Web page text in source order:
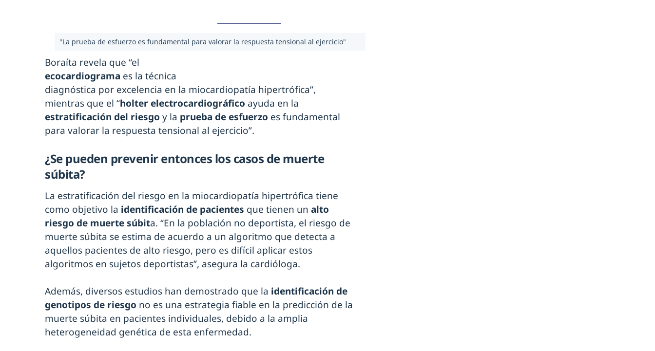
"La prueba de esfuerzo es fundamental para valorar la respuesta tensional al ejercicio"
Boraíta revela que “el
ecocardiograma es la técnica
diagnóstica por excelencia en la miocardiopatía hipertrófica”,
mientras que el “holter electrocardiográfico ayuda en la
estratificación del riesgo y la prueba de esfuerzo es fundamental
para valorar la respuesta tensional al ejercicio”.
¿Se pueden prevenir entonces los casos de muerte
súbita?
La estratificación del riesgo en la miocardiopatía hipertrófica tiene
como objetivo la identificación de pacientes que tienen un alto
riesgo de muerte súbita. “En la población no deportista, el riesgo de
muerte súbita se estima de acuerdo a un algoritmo que detecta a
aquellos pacientes de alto riesgo, pero es difícil aplicar estos
algoritmos en sujetos deportistas”, asegura la cardióloga.
Además, diversos estudios han demostrado que la identificación de
genotipos de riesgo no es una estrategia fiable en la predicción de la
muerte súbita en pacientes individuales, debido a la amplia
heterogeneidad genética de esta enfermedad.